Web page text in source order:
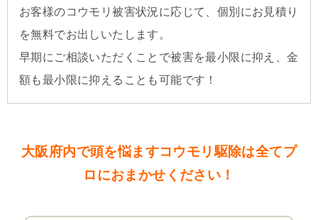
お客様のコウモリ被害状況に応じて、個別にお見積り
を無料でお出しいたします。
早期にご相談いただくことで被害を最小限に抑え、金
額も最小限に抑えることも可能です！
大阪府内で頭を悩ますコウモリ駆除は全てプ
ロにおまかせください！